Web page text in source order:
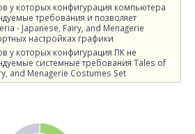
у которых конфигурация компьютера
требования и позволяет
- Japanese, Fairy, and Menagerie
настройках графики
у которых конфигурация ПК не
системные требования Tales of
and Menagerie Costumes Set